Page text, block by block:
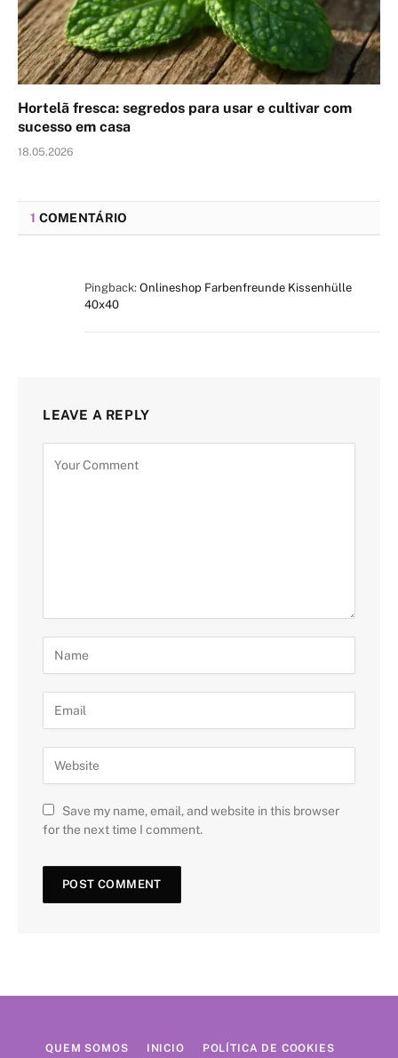
Hortelã fresca: segredos para usar e cultivar com
sucesso em casa
18.05.2026
1 COMENTÁRIO
Pingback: Onlineshop Farbenfreunde Kissenhülle
40x40
LEAVE A REPLY
Save my name, email, and website in this browser
for the next time I comment.
QUEM SOMOS INICIO POLÍTICA DE COOKIES